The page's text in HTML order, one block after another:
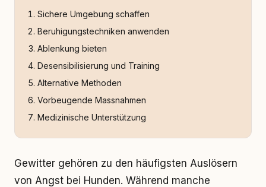
Sichere Umgebung schaffen
Beruhigungstechniken anwenden
Ablenkung bieten
Desensibilisierung und Training
Alternative Methoden
Vorbeugende Massnahmen
Medizinische Unterstützung
Gewitter gehören zu den häufigsten Auslösern
von Angst bei Hunden. Während manche